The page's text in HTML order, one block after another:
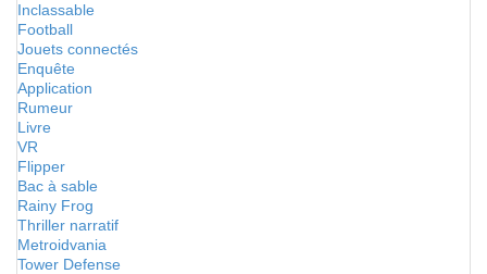
Inclassable
Football
Jouets connectés
Enquête
Application
Rumeur
Livre
VR
Flipper
Bac à sable
Rainy Frog
Thriller narratif
Metroidvania
Tower Defense